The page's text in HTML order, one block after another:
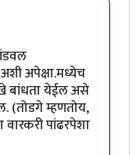
अपेक्षा.मध्येच
बांधता येईल असे
(तोडगे म्हणतोय,
पांढरपेशा